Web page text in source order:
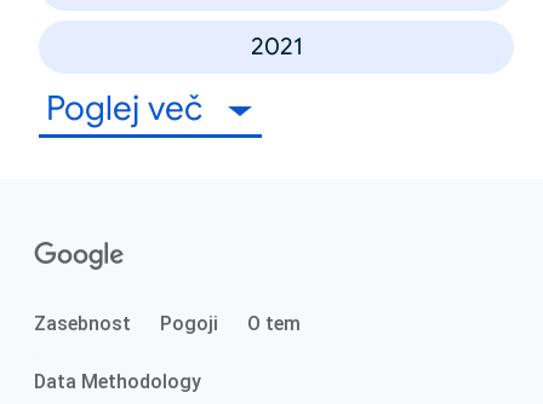
2021
Poglej več
Zasebnost Pogoji O tem
Data Methodology